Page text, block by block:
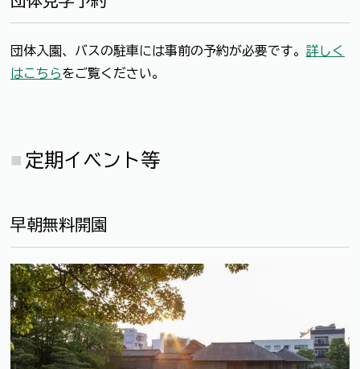
団体入園、バスの駐車には事前の予約が必要です。 詳しく
はこちらをご覧ください。
定期イベント等
早朝無料開園